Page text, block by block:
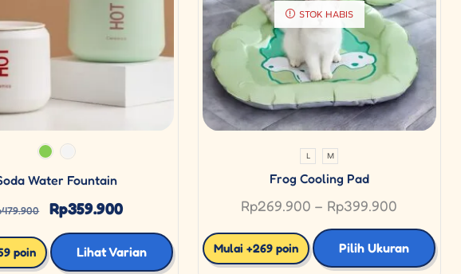
Water Fountain
479.900 Rp359.900
poin Lihat Varian
STOK HABIS
L M
Frog Cooling Pad
Rp269.900 – Rp399.900
Mulai +269 poin Pilih Ukuran